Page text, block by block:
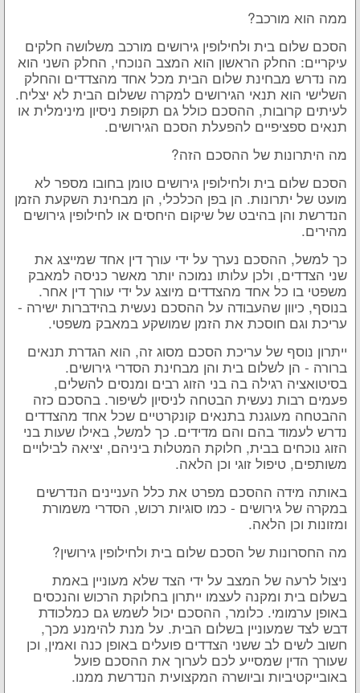
ממה הוא מורכב?
הסכם שלום בית ולחילופין גירושים מורכב משלושה חלקים
עיקריים: החלק הראשון הוא המצב הנוכחי, החלק השני הוא
מה נדרש מבחינת שלום הבית מכל אחד מהצדדים והחלק
השלישי הוא תנאי הגירושים למקרה ששלום הבית לא יצליח.
לעיתים קרובות, ההסכם כולל גם תקופת ניסיון מינימלית או
תנאים ספציפיים להפעלת הסכם הגירושים.
מה היתרונות של ההסכם הזה?
הסכם שלום בית ולחילופין גירושים טומן בחובו מספר לא
מועט של יתרונות. הן בפן הכלכלי, הן מבחינת השקעת הזמן
הנדרשת והן בהיבט של שיקום היחסים או לחילופין גירושים
מהירים.
כך למשל, ההסכם נערך על ידי עורך דין אחד שמייצג את
שני הצדדים, ולכן עלותו נמוכה יותר מאשר כניסה למאבק
משפטי בו כל אחד מהצדדים מיוצג על ידי עורך דין אחר.
בנוסף, כיוון שהעבודה על ההסכם נעשית בהידברות ישירה -
עריכת וגם חוסכת את הזמן שמושקע במאבק משפטי.
ייתרון נוסף של עריכת הסכם מסוג זה, הוא הגדרת תנאים
ברורה - הן לשלום בית והן מבחינת הסדרי גירושים.
בסיטואציה רגילה בה בני הזוג רבים ומנסים להשלים,
פעמים רבות נעשית הבטחה לניסיון לשיפור. בהסכם כזה
ההבטחה מעוגנת בתנאים קונקרטיים שכל אחד מהצדדים
נדרש לעמוד בהם והם מדידים. כך למשל, באילו שעות בני
הזוג נוכחים בבית, חלוקת המטלות ביניהם, יציאה לבילויים
משותפים, טיפול זוגי וכן הלאה.
באותה מידה ההסכם מפרט את כלל העניינים הנדרשים
במקרה של גירושים - כמו סוגיות רכוש, הסדרי משמורת
ומזונות וכן הלאה.
מה החסרונות של הסכם שלום בית ולחילופין גירושין?
ניצול לרעה של המצב על ידי הצד שלא מעוניין באמת
בשלום בית ומקנה לעצמו ייתרון בחלוקת הרכוש והנכסים
באופן ערמומי. כלומר, ההסכם יכול לשמש גם כמלכודת
דבש לצד שמעוניין בשלום הבית. על מנת להימנע מכך,
חשוב לשים לב ששני הצדדים פועלים באופן כנה ואמין, וכן
שעורך הדין שמסייע לכם לערוך את ההסכם פועל
באובייקטיביות וביושרה המקצועית הנדרשת ממנו.